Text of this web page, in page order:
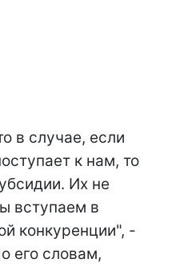
в случае, если
к нам, то
Их не
вступаем в
конкуренции", -
его словам,